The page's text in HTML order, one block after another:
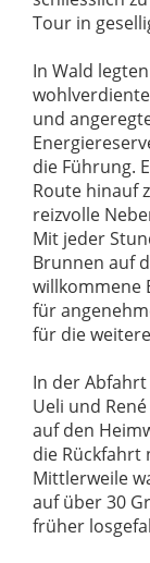
Tour in
In Wald
und
die Führung.
Route hinauf
reizvolle
Mit jeder
Brunnen auf
willkommene
für
für die
In der
Ueli und
auf den
die Rückfahrt
Mittlerweile
auf über 30
früher